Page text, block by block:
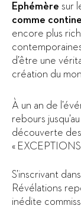
Ephémère sur
comme
encore plus
d’être une
création du
À un an de
rebours
découverte des
«
S’inscrivant
Révélations
inédite